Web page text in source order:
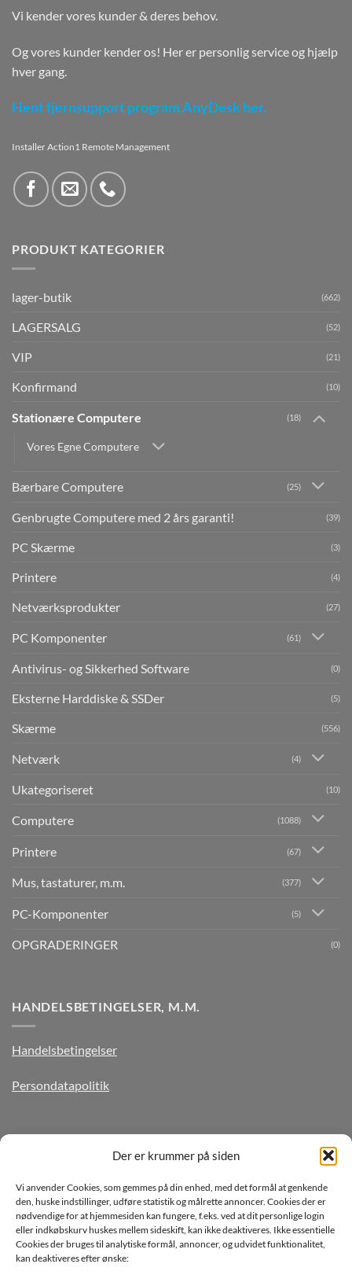
Der er krummer på siden
Vi anvender Cookies, som gemmes på din enhed, med det formål at genkende
den, huske indstillinger, udføre statistik og målrette annoncer. Cookies der er
nødvendige for at hjemmesiden kan fungere, f.eks. ved at dit personlige login
eller indkøbskurv huskes mellem sideskift, kan ikke deaktiveres. Ikke essentielle
Cookies der bruges til analytiske formål, annoncer, og udvidet funktionalitet,
kan deaktiveres efter ønske:
Vi kender vores kunder & deres behov.
Og vores kunder kender os! Her er personlig service og hjælp
hver gang.
Hent fjernsupport program AnyDesk her.
Installer Action1 Remote Management
PRODUKT KATEGORIER
lager-butik (662)
LAGERSALG (52)
VIP (21)
Konfirmand (10)
Stationære Computere (18)
Vores Egne Computere
Bærbare Computere (25)
Genbrugte Computere med 2 års garanti! (39)
PC Skærme (3)
Printere (4)
Netværksprodukter (27)
PC Komponenter (61)
Antivirus- og Sikkerhed Software (0)
Eksterne Harddiske & SSDer (5)
Skærme (556)
Netværk (4)
Ukategoriseret (10)
Computere (1088)
Printere (67)
Mus, tastaturer, m.m. (377)
PC-Komponenter (5)
OPGRADERINGER (0)
HANDELSBETINGELSER, M.M.
Handelsbetingelser
Persondatapolitik